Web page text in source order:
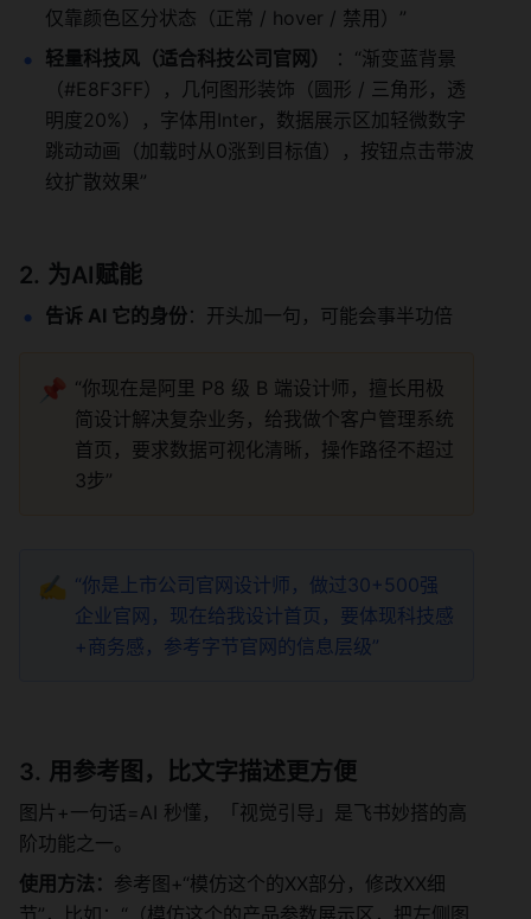
仅靠颜色区分状态（正常 / hover / 禁用）”
轻量科技风（适合科技公司官网）
：“渐变蓝背景
（#E8F3FF），几何图形装饰（圆形 / 三角形，透
明度20%），字体用Inter，数据展示区加轻微数字
跳动动画（加载时从0涨到目标值），按钮点击带波
纹扩散效果”
为AI赋能
告诉 AI 它的身份：开头加一句，可能会事半功倍
📌 “你现在是阿里 P8 级 B 端设计师，擅长用极
简设计解决复杂业务，给我做个客户管理系统
首页，要求数据可视化清晰，操作路径不超过
3步”
✍️ “你是上市公司官网设计师，做过30+500强
企业官网，现在给我设计首页，要体现科技感
+商务感，参考字节官网的信息层级”
用参考图，比文字描述更方便
图片+一句话=AI 秒懂，「视觉引导」是飞书妙搭的高
阶功能之一。
使用方法： 参考图+“模仿这个的XX部分，修改XX细
节”，比如：“（模仿这个的产品参数展示区，把左侧图